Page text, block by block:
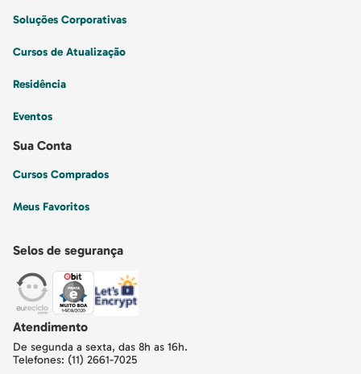
Soluções Corporativas
Cursos de Atualização
Residência
Eventos
Selos de segurança
Sua Conta
Cursos Comprados
Meus Favoritos
Atendimento
De segunda a sexta, das 8h as 16h.
Telefones: (11) 2661-7025